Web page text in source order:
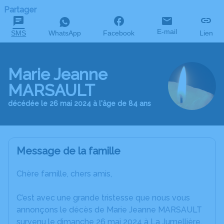
Partager
SMS WhatsApp Facebook E-mail Lien
Marie Jeanne
MARSAULT
décédée le 26 mai 2024 à l'âge de 84 ans
Message de la famille
Chère famille, chers amis,
C’est avec une grande tristesse que nous vous
annonçons le décès de Marie Jeanne MARSAULT
survenu le dimanche 26 mai 2024 à La Jumellière.